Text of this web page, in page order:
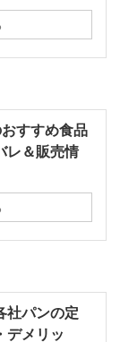
すすめ食品
レ＆販売情
社パンの定
デメリッ